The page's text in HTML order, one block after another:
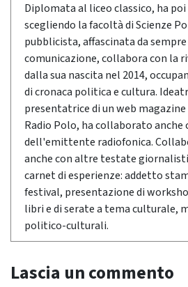
Diplomata al liceo classico, ha
scegliendo la facoltà di Scienze
pubblicista, affascinata da
comunicazione, collabora con la
dalla sua nascita nel 2014,
di cronaca politica e cultura.
presentatrice di un web
Radio Polo, ha collaborato anche
dell'emittente radiofonica.
anche con altre testate
carnet di esperienze: addetto
festival, presentazione di
libri e di serate a tema culturale,
politico-culturali.
Lascia un commento